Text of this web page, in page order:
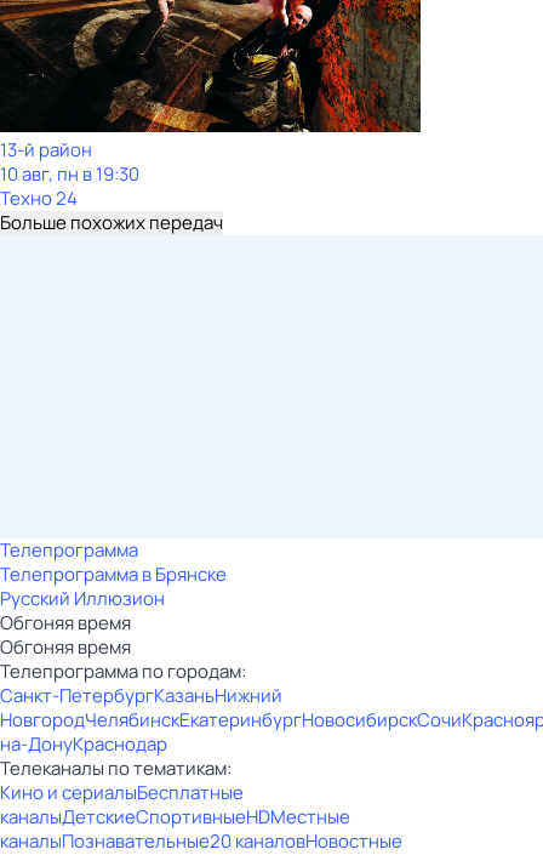
13-й район
10 авг, пн в 19:30
Техно 24
Больше похожих передач
Телепрограмма
Телепрограмма в Брянске
Русский Иллюзион
Обгоняя время
Обгоняя время
Телепрограмма по городам:
Санкт-ПетербургКазаньНижний
НовгородЧелябинскЕкатеринбургНовосибирскСочи
на-ДонуКраснодар
Телеканалы по тематикам:
Кино и сериалыБесплатные
каналыДетскиеСпортивныеHDМестные
каналыПознавательные20 каналовНовостные